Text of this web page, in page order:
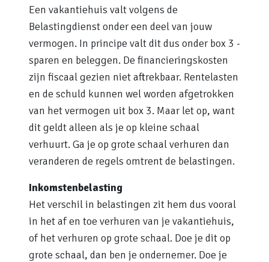
Een vakantiehuis valt volgens de
Belastingdienst onder een deel van jouw
vermogen. In principe valt dit dus onder box 3 -
sparen en beleggen. De financieringskosten
zijn fiscaal gezien niet aftrekbaar. Rentelasten
en de schuld kunnen wel worden afgetrokken
van het vermogen uit box 3. Maar let op, want
dit geldt alleen als je op kleine schaal
verhuurt. Ga je op grote schaal verhuren dan
veranderen de regels omtrent de belastingen.
Inkomstenbelasting
Het verschil in belastingen zit hem dus vooral
in het af en toe verhuren van je vakantiehuis,
of het verhuren op grote schaal. Doe je dit op
grote schaal, dan ben je ondernemer. Doe je